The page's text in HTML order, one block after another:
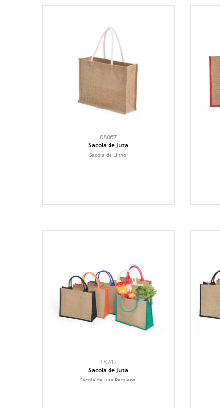
08067
Sacola de Juta
Sacola de Linho.
18742
Sacola de Juta
Sacola de Juta Pequena.